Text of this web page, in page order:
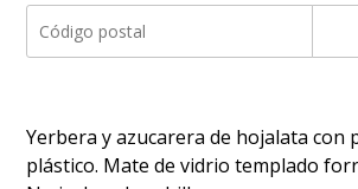
Yerbera y azucarera de hojalata con
plástico. Mate de vidrio templado